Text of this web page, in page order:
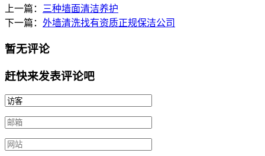
上一篇：
三种墙面清洁养护
下一篇： 外墙清洗找有资质正规保洁公司
暂无评论
赶快来发表评论吧